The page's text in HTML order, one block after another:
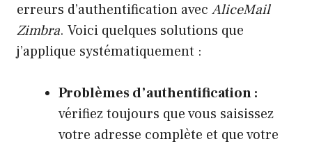
erreurs d’authentification avec AliceMail
Zimbra. Voici quelques solutions que
j’applique systématiquement :
Problèmes d’authentification :
vérifiez toujours que vous saisissez
votre adresse complète et que votre